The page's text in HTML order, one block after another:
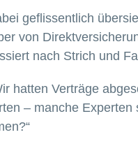
geflissentlich
von
nach Strich und
hatten Verträge
– manche